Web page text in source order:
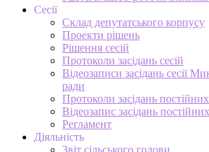
Сесії
Склад депутатського корпусу
Проекти рішень
Рішення сесій
Протоколи засідань сесій
Відеозаписи засідань сесії
ради
Протоколи засідань постійних
Відеозапис засідань
Регламент
Діяльність
Звіт сільського голови